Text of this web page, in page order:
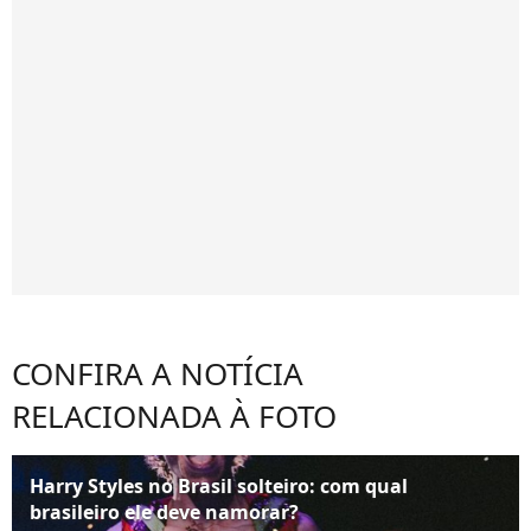
CONFIRA A NOTÍCIA
RELACIONADA À FOTO
Harry Styles no Brasil solteiro: com qual
brasileiro ele deve namorar?